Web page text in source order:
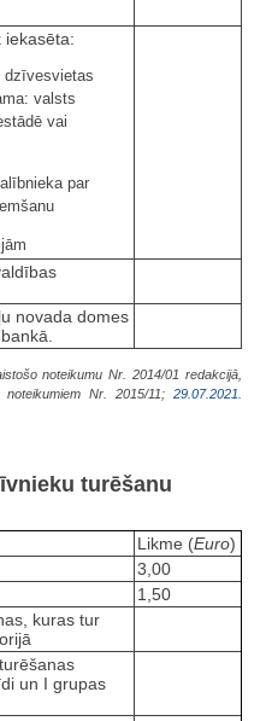
iekasēta:
dzīvesvietas
valsts
vai
par
novada domes
noteikumu Nr. 2014/01 redakcijā,
noteikumiem Nr. 2015/11; 29.07.2021.
turēšanu
Likme (Euro)
3,00
1,50
kuras tur
un I grupas